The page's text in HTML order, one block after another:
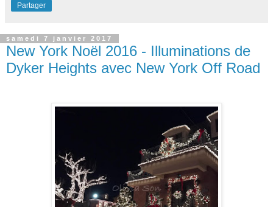
Partager
samedi 7 janvier 2017
New York Noël 2016 - Illuminations de
Dyker Heights avec New York Off Road